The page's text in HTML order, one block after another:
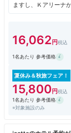
ますし、Ｋアリーナ
んでした。部屋も広
16,062
1名あたり 参考価格
夏休み＆秋旅フェア！
15,800
1名あたり 参考価格
※対象施設のみ